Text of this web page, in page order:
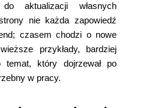
aktualizacji własnych
nie każda zapowiedź
czasem chodzi o nowe
przykłady, bardziej
temat, który dojrzewał po
w pracy.